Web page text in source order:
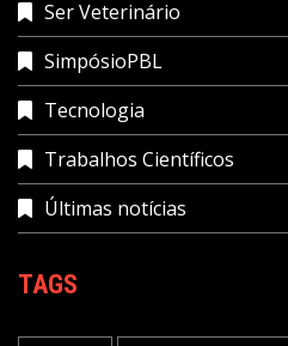
Ser Veterinário
SimpósioPBL
Tecnologia
Trabalhos Científicos
Últimas notícias
TAGS